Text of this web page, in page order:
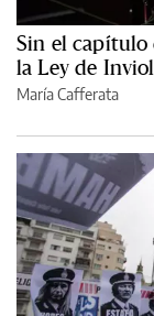
Sin el capítulo
la Ley de
María Cafferata